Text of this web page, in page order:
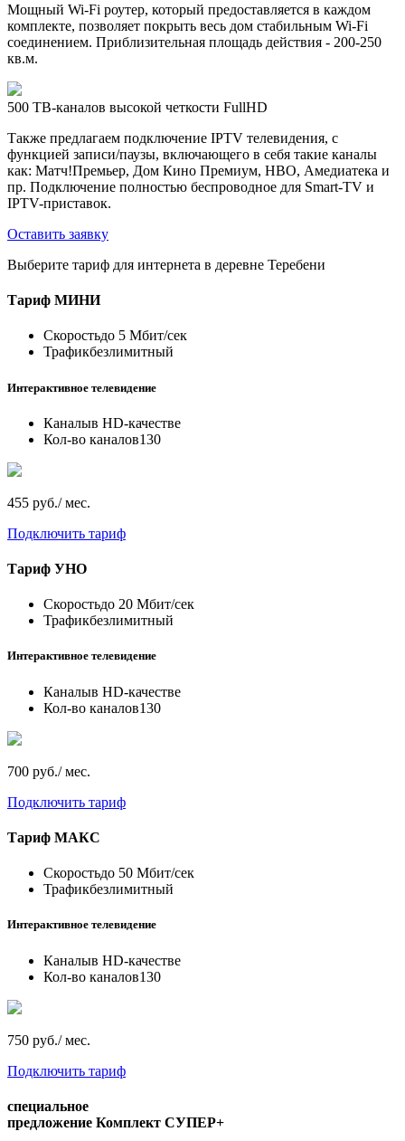
Мощный Wi-Fi роутер, который предоставляется в каждом
комплекте, позволяет покрыть весь дом стабильным Wi-Fi
соединением. Приблизительная площадь действия - 200-250
кв.м.
500 ТВ-каналов высокой четкости FullHD
Также предлагаем подключение IPTV телевидения, с
функцией записи/паузы, включающего в себя такие каналы
как: Матч!Премьер, Дом Кино Премиум, HBO, Амедиатека и
пр. Подключение полностью беспроводное для Smart-TV и
IPTV-приставок.
Оставить заявку
Выберите тариф для интернета в деревне Теребени
Тариф МИНИ
Скоростьдо 5 Мбит/сек
Трафикбезлимитный
Интерактивное телевидение
Каналыв HD-качестве
Кол-во каналов130
455 руб./ мес.
Подключить тариф
Тариф УНО
Скоростьдо 20 Мбит/сек
Трафикбезлимитный
Интерактивное телевидение
Каналыв HD-качестве
Кол-во каналов130
700 руб./ мес.
Подключить тариф
Тариф МАКС
Скоростьдо 50 Мбит/сек
Трафикбезлимитный
Интерактивное телевидение
Каналыв HD-качестве
Кол-во каналов130
750 руб./ мес.
Подключить тариф
специальное
предложение Комплект СУПЕР+